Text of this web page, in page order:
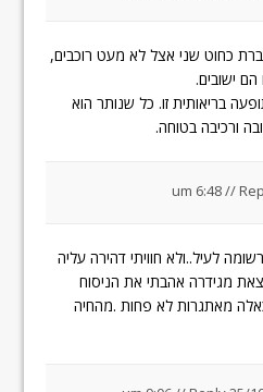
כחוט שני אצל לא מעט רוכבים,
ישובים.
בריאותית זו. כל שנותר הוא
ורכיבה בטוחה.
//
לעיל..ולא חוויתי דהירה עליה
מגידרה אהבתי את הניסוח
כאלה מאתגרות לא פחות .מהחיה